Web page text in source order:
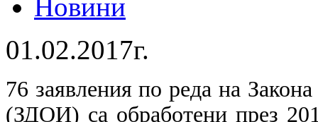
Новини
01.02.2017г.
76 заявления по реда на
(ЗДОИ) са обработени през